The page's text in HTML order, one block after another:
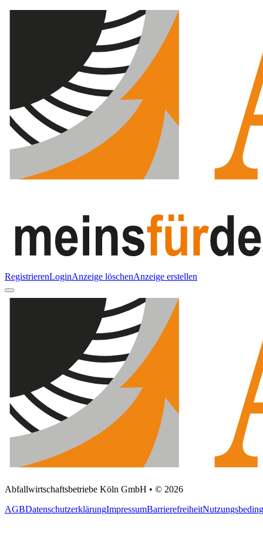
RegistrierenLoginAnzeige löschenAnzeige erstellen
Abfallwirtschaftsbetriebe Köln GmbH • © 2026
AGBDatenschutzerklärungImpressumBarrierefreiheit